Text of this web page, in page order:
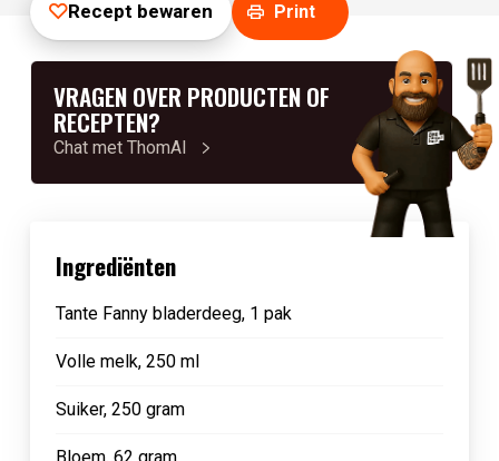
Recept bewaren Print
VRAGEN OVER PRODUCTEN OF
RECEPTEN?
Chat met ThomAI
Ingrediënten
Tante Fanny bladerdeeg, 1 pak
Volle melk, 250 ml
Suiker, 250 gram